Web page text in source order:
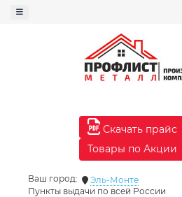
Скачать прайс
Товары по Акции
Ваш город:
Эль-Монте
Пункты выдачи по всей России